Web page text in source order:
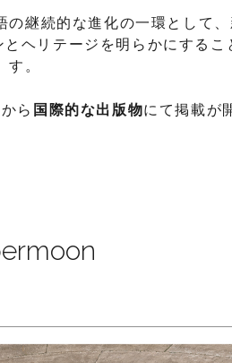
継続的な進化の一環として
ヘリテージを明らかにするこ
す。
から 国際的な出版物にて掲載が